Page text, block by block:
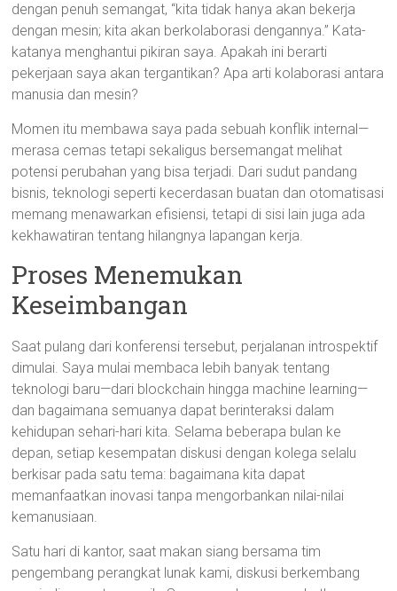
dengan penuh semangat, “kita tidak hanya akan bekerja
dengan mesin; kita akan berkolaborasi dengannya.” Kata-
katanya menghantui pikiran saya. Apakah ini berarti
pekerjaan saya akan tergantikan? Apa arti kolaborasi antara
manusia dan mesin?
Momen itu membawa saya pada sebuah konflik internal—
merasa cemas tetapi sekaligus bersemangat melihat
potensi perubahan yang bisa terjadi. Dari sudut pandang
bisnis, teknologi seperti kecerdasan buatan dan otomatisasi
memang menawarkan efisiensi, tetapi di sisi lain juga ada
kekhawatiran tentang hilangnya lapangan kerja.
Proses Menemukan
Keseimbangan
Saat pulang dari konferensi tersebut, perjalanan introspektif
dimulai. Saya mulai membaca lebih banyak tentang
teknologi baru—dari blockchain hingga machine learning—
dan bagaimana semuanya dapat berinteraksi dalam
kehidupan sehari-hari kita. Selama beberapa bulan ke
depan, setiap kesempatan diskusi dengan kolega selalu
berkisar pada satu tema: bagaimana kita dapat
memanfaatkan inovasi tanpa mengorbankan nilai-nilai
kemanusiaan.
Satu hari di kantor, saat makan siang bersama tim
pengembang perangkat lunak kami, diskusi berkembang